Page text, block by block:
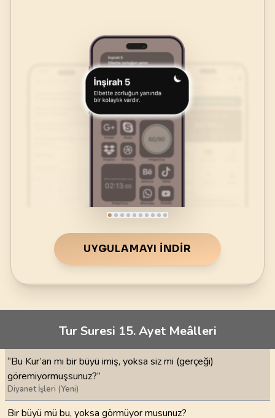
UYGULAMAYI İNDIR
Tur Suresi 15. Ayet Meâlleri
“Bu Kur’an mı bir büyü imiş, yoksa siz mi (gerçeği)
göremiyormuşsunuz?”
Diyanet İşleri (Yeni)
Bir büyü mü bu, yoksa görmüyor musunuz?